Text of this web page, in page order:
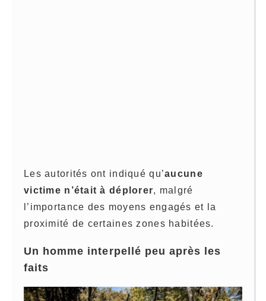
Les autorités ont indiqué qu’aucune
victime n’était à déplorer, malgré
l’importance des moyens engagés et la
proximité de certaines zones habitées.
Un homme interpellé peu après les
faits